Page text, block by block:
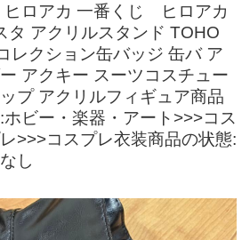
ヒロアカ 一番くじ ヒロアカ
タ アクリルスタンド TOHO
クション缶バッジ 缶バ ア
アクキー スーツコスチュー
プ アクリルフィギュア商品
ビー・楽器・アート>>>コス
>>>コスプレ衣装商品の状態:
し